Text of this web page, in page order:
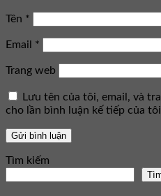
Tên *
Email *
Trang web
Lưu tên của tôi, email, và
cho lần bình luận kế tiếp của
Tìm kiếm